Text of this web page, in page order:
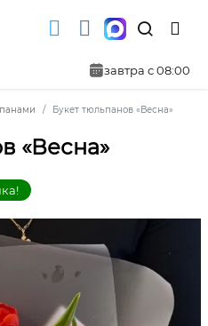
завтра с 08:00
Букет тюльпанов «Весна»
«Весна»